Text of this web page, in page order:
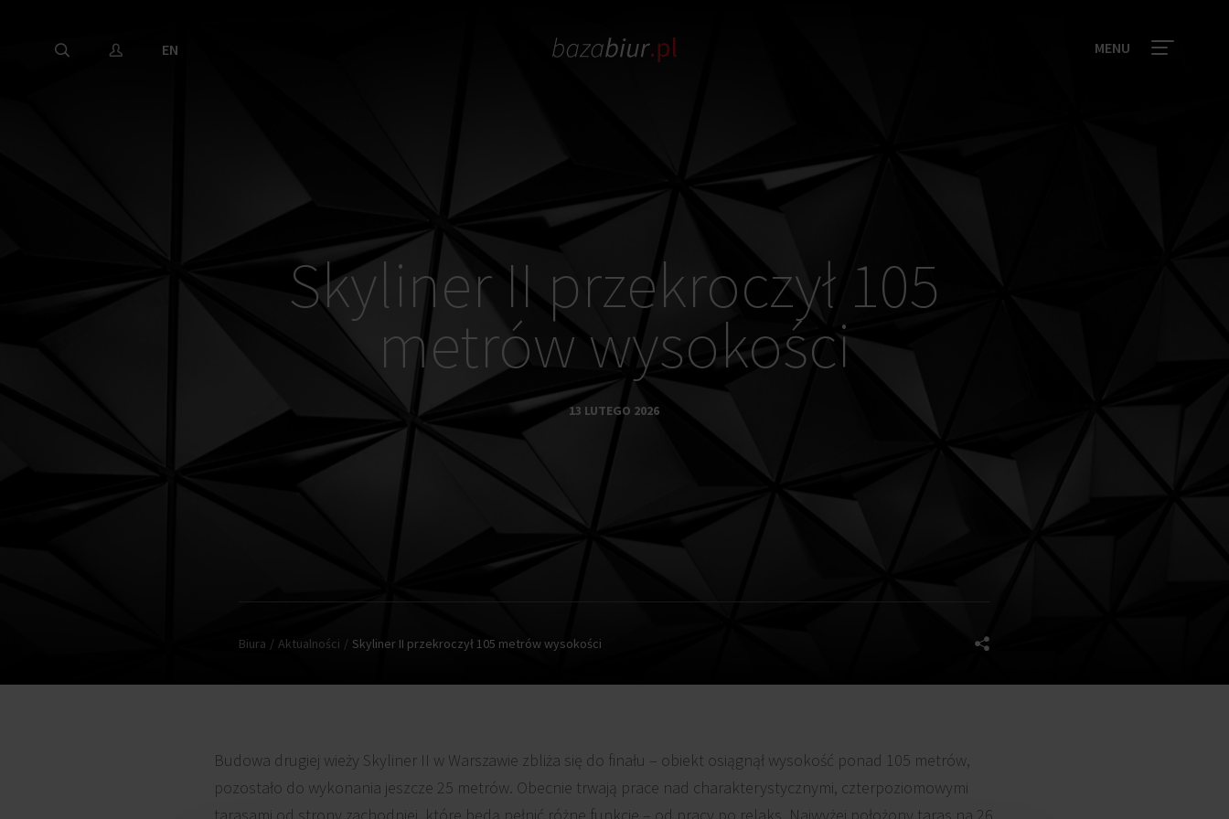
EN MENU
Skyliner II przekroczył 105
metrów wysokości
13 LUTEGO 2026
Biura Aktualności Skyliner II przekroczył 105 metrów wysokości
Budowa drugiej wieży Skyliner II w Warszawie zbliża się do finału – obiekt osiągnął wysokość ponad 105 metrów,
pozostało do wykonania jeszcze 25 metrów. Obecnie trwają prace nad charakterystycznymi, czterpoziomowymi